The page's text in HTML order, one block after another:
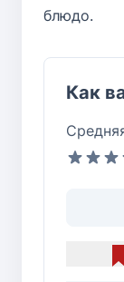
блюдо.
Как